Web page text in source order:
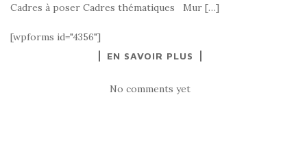
Cadres à poser Cadres thématiques Mur […]
[wpforms id="4356"]
EN SAVOIR PLUS
No comments yet